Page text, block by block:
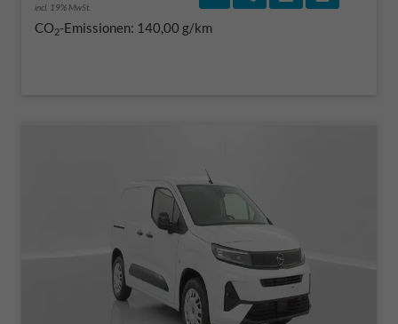
incl. 19% MwSt.
CO2-Emissionen: 140,00 g/km